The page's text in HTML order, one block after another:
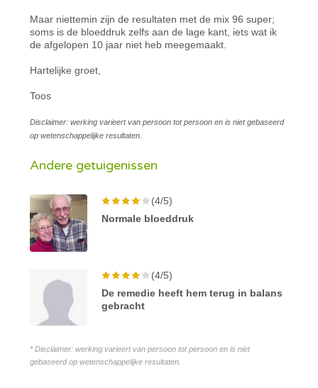
Maar niettemin zijn de resultaten met de mix 96 super;
soms is de bloeddruk zelfs aan de lage kant, iets wat ik
de afgelopen 10 jaar niet heb meegemaakt.
Hartelijke groet,
Toos
Disclaimer: werking varieert van persoon tot persoon en is niet gebaseerd
op wetenschappelijke resultaten.
Andere getuigenissen
(4/5)
Normale bloeddruk
(4/5)
De remedie heeft hem terug in balans
gebracht
* Disclaimer: werking varieert van persoon tot persoon en is niet
gebaseerd op wetenschappelijke resultaten.